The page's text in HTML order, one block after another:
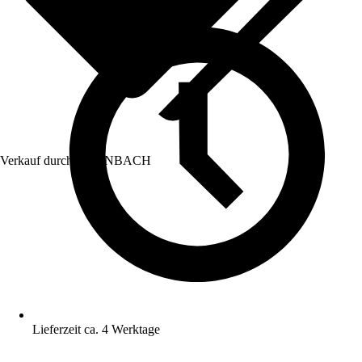
Verkauf durch: HORNBACH
Lieferzeit ca. 4 Werktage